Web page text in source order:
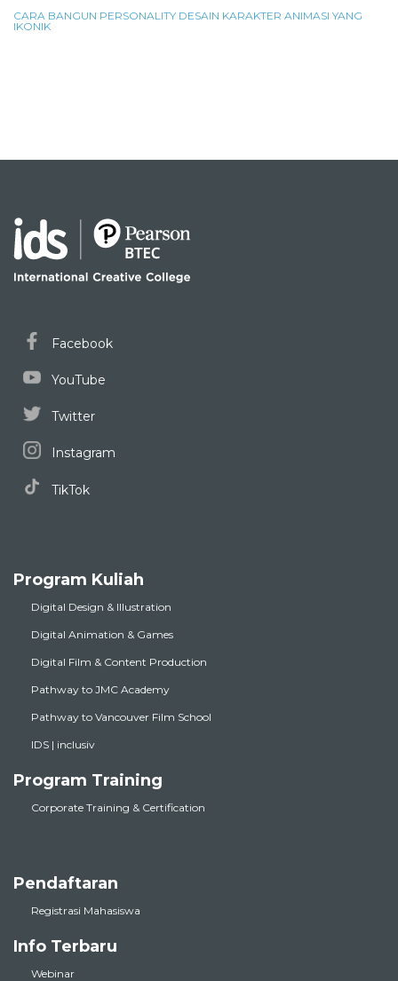
CARA BANGUN PERSONALITY DESAIN KARAKTER ANIMASI YANG
IKONIK
Facebook
YouTube
Twitter
Instagram
TikTok
Program Kuliah
Digital Design & Illustration
Digital Animation & Games
Digital Film & Content Production
Pathway to JMC Academy
Pathway to Vancouver Film School
IDS | inclusiv
Program Training
Corporate Training & Certification
Pendaftaran
Registrasi Mahasiswa
Info Terbaru
Webinar